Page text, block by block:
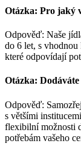
Otázka: Pro jaký
Odpověď: Naše
do 6 let, s
které odpovídají
Otázka:
Odpověď:
s většími
flexibilní možnosti
potřebám vašeho